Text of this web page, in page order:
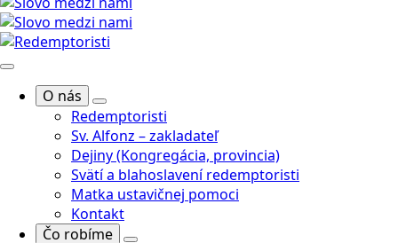
O nás
Redemptoristi
Sv. Alfonz – zakladateľ
Dejiny (Kongregácia, provincia)
Svätí a blahoslavení redemptoristi
Matka ustavičnej pomoci
Kontakt
Čo robíme